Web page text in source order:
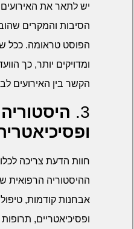
יש לתאר את
הסיבות והמקרים
הפוסט טראומה. ככל
ומדויקים יותר, כך
הקשר בין האירועים
3.
חוות הדעת צריכה
ההיסטוריה הרפואית
אבחנות קודמות,
ופסיכיאטריים,